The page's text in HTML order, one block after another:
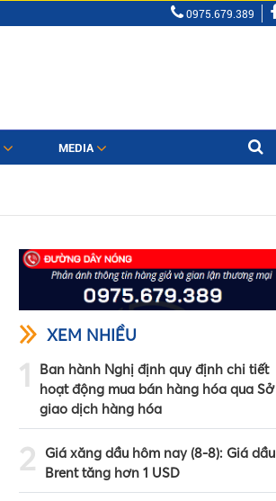
0975.679.389
MEDIA
XEM NHIỀU
1
Ban hành Nghị định quy định chi tiết
hoạt động mua bán hàng hóa qua Sở
giao dịch hàng hóa
2
Giá xăng dầu hôm nay (8-8): Giá dầu
Brent tăng hơn 1 USD